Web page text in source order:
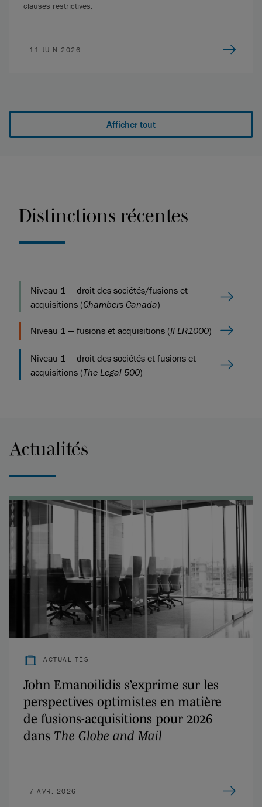
clauses restrictives.
11 JUIN 2026
Afficher tout
Distinctions récentes
Niveau 1 — droit des sociétés/fusions et
acquisitions (Chambers Canada)
Niveau 1 — fusions et acquisitions (IFLR1000)
Niveau 1 — droit des sociétés et fusions et
acquisitions (The Legal 500)
Actualités
ACTUALITÉS
John Emanoilidis s’exprime sur les
perspectives optimistes en matière
de fusions-acquisitions pour 2026
dans The Globe and Mail
7 AVR. 2026